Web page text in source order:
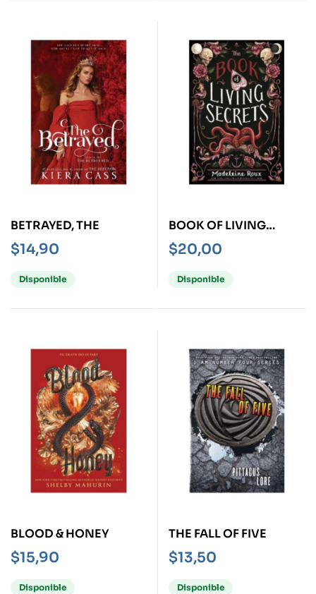
BETRAYED, THE
$14,90
Disponible
BOOK OF LIVING
SECRETS, THE
$20,00
Disponible
BLOOD & HONEY
$15,90
Disponible
THE FALL OF FIVE
$13,50
Disponible